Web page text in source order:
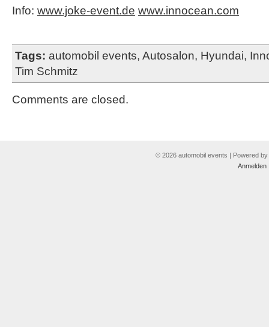
Info: www.joke-event.de www.innocean.com
Tags: automobil events, Autosalon, Hyundai,
Tim Schmitz
Comments are closed.
© 2026 automobil events | Powered by
Anmelden|